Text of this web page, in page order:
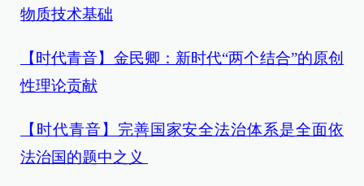
物质技术基础
【时代青音】金民卿：新时代“两个结合”的原创
性理论贡献
【时代青音】完善国家安全法治体系是全面依
法治国的题中之义